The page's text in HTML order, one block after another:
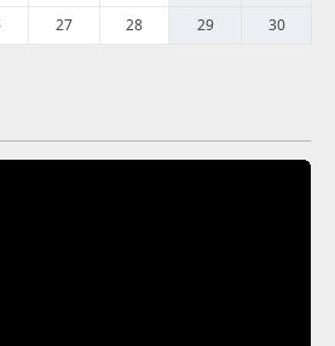
27 28 29
30